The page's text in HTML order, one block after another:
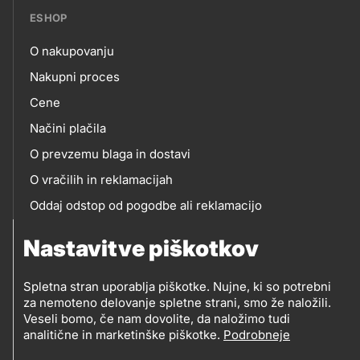
Nastavitve piškotkov
Spletna stran uporablja piškotke. Nujne, ki so potrebni
za nemoteno delovanje spletne strani, smo že naložili.
Veseli bomo, če nam dovolite, da naložimo tudi
analitične in marketinške piškotke. Podrobneje
ESHOP
eshop
O nakupovanju
Nakupni proces
Cene
Načini plačila
O prevzemu blaga in dostavi
O vračilih in reklamacijah
Oddaj odstop od pogodbe ali reklamacijo
(OEEO)